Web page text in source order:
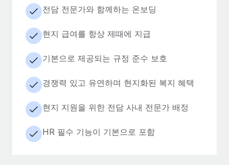
전담 전문가와 함께하는 온보딩
현지 급여를 항상 제때에 지급
기본으로 제공되는 규정 준수 보호
경쟁력 있고 유연하며 현지화된 복지 혜택
현지 지원을 위한 전담 사내 전문가 배정
HR 필수 기능이 기본으로 포함